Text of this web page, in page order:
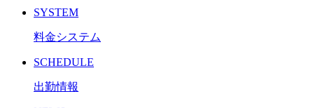
SYSTEM
料金システム
SCHEDULE
出勤情報